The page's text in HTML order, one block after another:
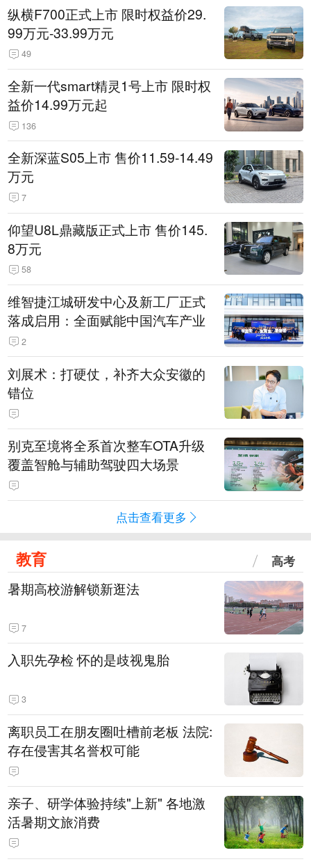
纵横F700正式上市 限时权益价29.
99万元-33.99万元
49
全新一代smart精灵1号上市 限时权
益价14.99万元起
136
全新深蓝S05上市 售价11.59-14.49
万元
7
仰望U8L鼎藏版正式上市 售价145.
8万元
58
维智捷江城研发中心及新工厂正式
落成启用：全面赋能中国汽车产业
2
刘展术：打硬仗，补齐大众安徽的
错位
别克至境将全系首次整车OTA升级
覆盖智舱与辅助驾驶四大场景
点击查看更多
教育 高考
暑期高校游解锁新逛法
7
入职先孕检 怀的是歧视鬼胎
3
离职员工在朋友圈吐槽前老板 法院:
存在侵害其名誉权可能
亲子、研学体验持续"上新" 各地激
活暑期文旅消费